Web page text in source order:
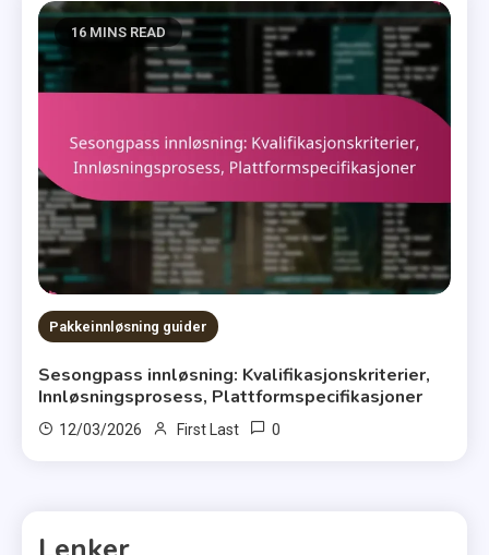
16 MINS READ
Pakkeinnløsning guider
Sesongpass innløsning: Kvalifikasjonskriterier,
Innløsningsprosess, Plattformspecifikasjoner
12/03/2026 First Last 0